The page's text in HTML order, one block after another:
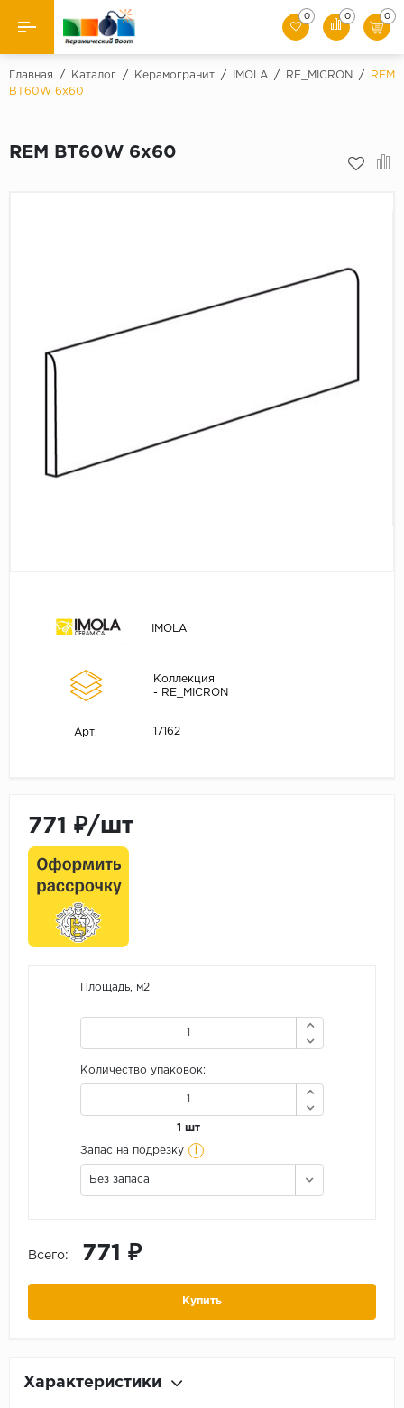
Назад
Керамическая плитка
0 0 0
Главная / Каталог / Керамогранит / IMOLA / RE_MICRON /
REM
BT60W 6x60
REM BT60W 6x60
IMOLA
Коллекция
- RE_MICRON
Арт. 17162
771 ₽/шт
Площадь, м2
Количество упаковок:
1 шт
Запас на подрезку i
Без запаса
Всего: 771 ₽
Купить
Характеристики